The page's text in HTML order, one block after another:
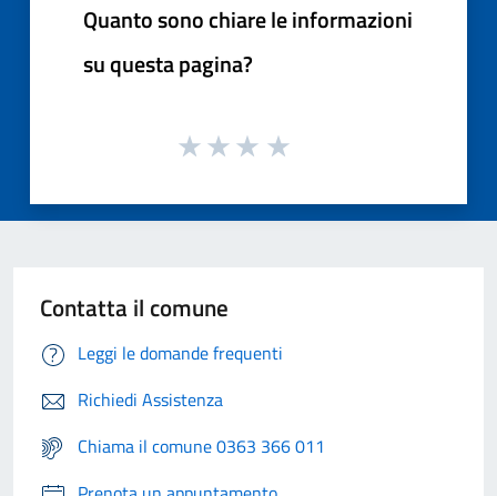
Quanto sono chiare le informazioni
su questa pagina?
Contatta il comune
Leggi le domande frequenti
Richiedi Assistenza
Chiama il comune 0363 366 011